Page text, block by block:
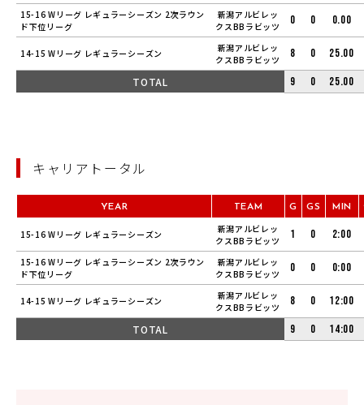
15-16 Wリーグ レギュラーシーズン 2次ラウン
ド下位リーグ
新潟アルビレッ
クスBBラビッツ
0 0 0.00
14-15 Wリーグ レギュラーシーズン
新潟アルビレッ
クスBBラビッツ
8 0 25.00
TOTAL 9 0 25.00
キャリアトータル
YEAR TEAM G GS MIN
15-16 Wリーグ レギュラーシーズン
新潟アルビレッ
クスBBラビッツ
1 0 2:00
15-16 Wリーグ レギュラーシーズン 2次ラウン
ド下位リーグ
新潟アルビレッ
クスBBラビッツ
0 0 0:00
14-15 Wリーグ レギュラーシーズン
新潟アルビレッ
クスBBラビッツ
8 0 12:00
TOTAL 9 0 14:00